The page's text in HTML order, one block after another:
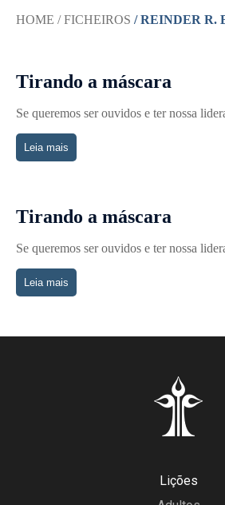
HOME / FICHEIROS / REINDER R.
Tirando a máscara
Se queremos ser ouvidos e ter nossa
Leia mais
Tirando a máscara
Se queremos ser ouvidos e ter nossa
Leia mais
Lições